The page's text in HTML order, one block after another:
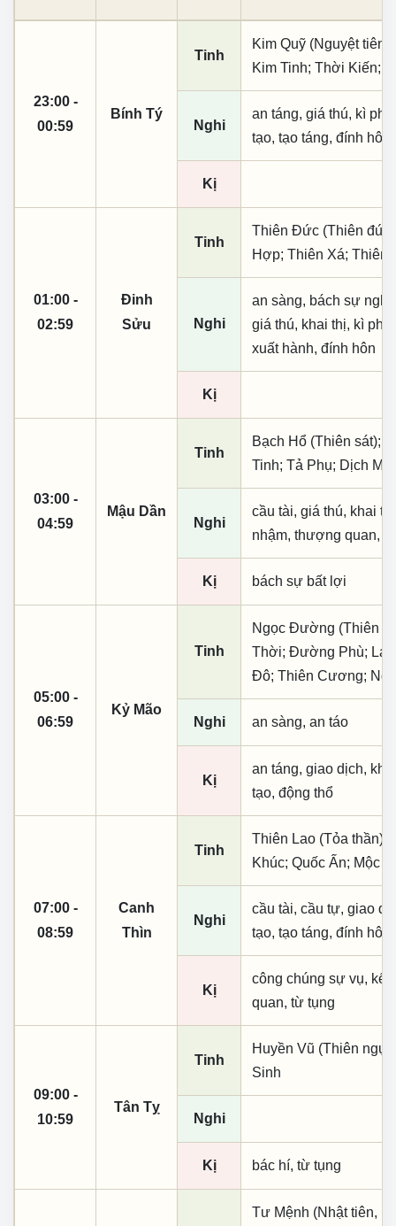
23:00 -
00:59
Bính Tý
Tinh
Kim Quỹ (Nguyệt
Kim Tinh; Thời Kiến;
Nghi
an táng, giá thú, kì
tạo, tạo táng, đính hôn
Kị
01:00 -
02:59
Đinh
Sửu
Tinh
Thiên Đức (Thiên
Hợp; Thiên Xá; Thiên
Nghi
an sàng, bách sự
giá thú, khai thị, kì
xuất hành, đính hôn
Kị
03:00 -
04:59
Mậu Dần
Tinh
Bạch Hổ (Thiên sát);
Tinh; Tả Phụ; Dịch Mã
Nghi
cầu tài, giá thú, khai
nhậm, thượng quan,
Kị bách sự bất lợi
05:00 -
06:59
Kỷ Mão
Tinh
Ngọc Đường (Thiên
Thời; Đường Phù; La
Đô; Thiên Cương;
Nghi an sàng, an táo
Kị
an táng, giao dịch,
tạo, động thổ
07:00 -
08:59
Canh
Thìn
Tinh
Thiên Lao (Tỏa thần);
Khúc; Quốc Ấn; Mộc
Nghi
cầu tài, cầu tự, giao
tạo, tạo táng, đính hôn
Kị
công chúng sự vụ, kết
quan, từ tụng
09:00 -
10:59
Tân Tỵ
Tinh
Huyền Vũ (Thiên
Sinh
Nghi
Kị bác hí, từ tụng
Tư Mệnh (Nhật tiên,